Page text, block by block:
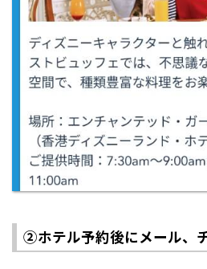
②ホテル予約後にメール、